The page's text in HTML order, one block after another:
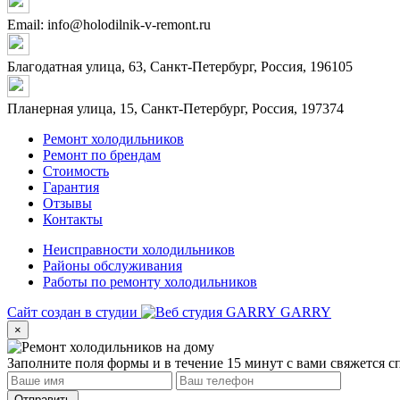
Email: info@holodilnik-v-remont.ru
Благодатная улица, 63, Санкт-Петербург, Россия, 196105
Планерная улица, 15, Санкт-Петербург, Россия, 197374
Ремонт холодильников
Ремонт по брендам
Стоимость
Гарантия
Отзывы
Контакты
Неисправности холодильников
Районы обслуживания
Работы по ремонту холодильников
Сайт создан в студии
GARRY
×
Заполните поля формы и в течение 15 минут с вами свяжется